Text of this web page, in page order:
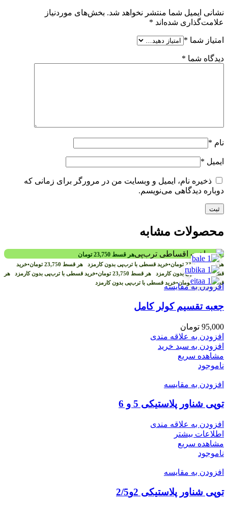
نشانی ایمیل شما منتشر نخواهد شد. بخش‌های موردنیاز
علامت‌گذاری شده‌اند *
امتیاز شما *
دیدگاه شما *
نام *
ایمیل *
ذخیره نام، ایمیل و وبسایت من در مرورگر برای زمانی که
دوباره دیدگاهی می‌نویسم.
محصولات مشابه
هر قسط 23,750 تومان
هر قسط23,750 تومان•خرید قسطی با ترب‌پی بدون کارمزد هر قسط 23,750 تومان•خرید
قسطی با ترب‌پی بدون کارمزد هر قسط 23,750 تومان•خرید قسطی با ترب‌پی بدون کارمزد هر
قسط23,750 تومان•خرید قسطی با ترب‌پی بدون کارمزدافزودن به مقایسه
جعبه تقسیم کولر کامل
95,000 تومان
افزودن به علاقه مندی
افزودن به سبد خرید
مشاهده سریع
ناموجود
افزودن به مقایسه
توپی شناور پلاستیکی 5 و 6
افزودن به علاقه مندی
اطلاعات بیشتر
مشاهده سریع
ناموجود
افزودن به مقایسه
توپی شناور پلاستیکی 2و2/5